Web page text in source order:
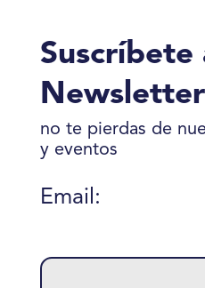
Suscríbete
Newsletter
no te pierdas de
y eventos
Email:
leave